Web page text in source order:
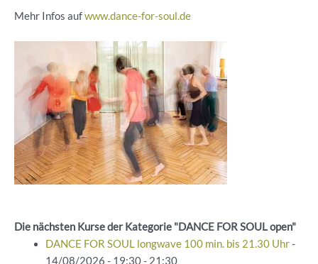
Mehr Infos aufwww.dance-for-soul.de
Die nächsten Kurse der Kategorie "DANCE FOR SOUL open"
DANCE FOR SOUL longwave 100 min. bis 21.30 Uhr-
14/08/2026 - 19:30 - 21:30